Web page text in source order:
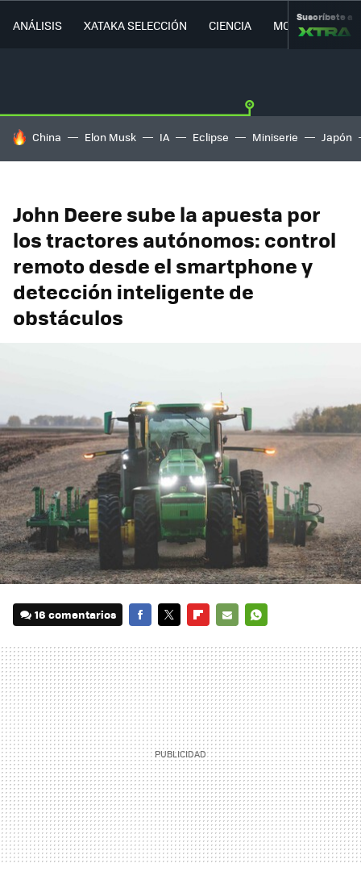
ANÁLISIS XATAKA SELECCIÓN CIENCIA MOVILIDAD
Suscríbete a
HOY SE HABLA DE
China Elon Musk IA Eclipse Miniserie Japón
John Deere sube la apuesta por
los tractores autónomos: control
remoto desde el smartphone y
detección inteligente de
obstáculos
16 comentarios
MAIL